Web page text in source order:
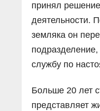
принял
деятельности.
земляка он
службу по
Больше 20 лет
представляет